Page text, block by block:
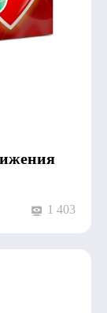
1 403